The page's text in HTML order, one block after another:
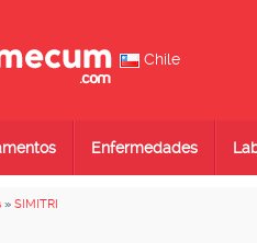
Chile
Enfermedades
» SIMITRI